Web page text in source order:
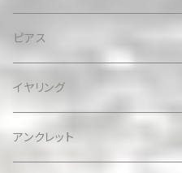
ピアス
イヤリング
アンクレット